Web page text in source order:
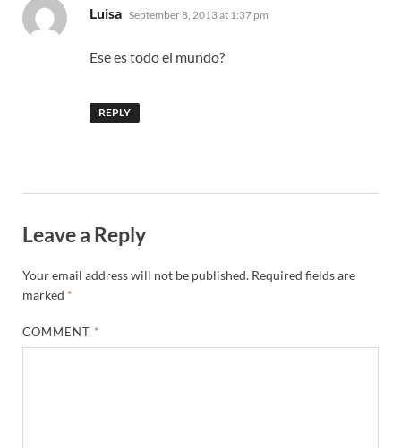
Luisa says:
September 8, 2013 at 1:37 pm
Ese es todo el mundo?
REPLY
Leave a Reply
Your email address will not be published. Required fields are
marked *
COMMENT *